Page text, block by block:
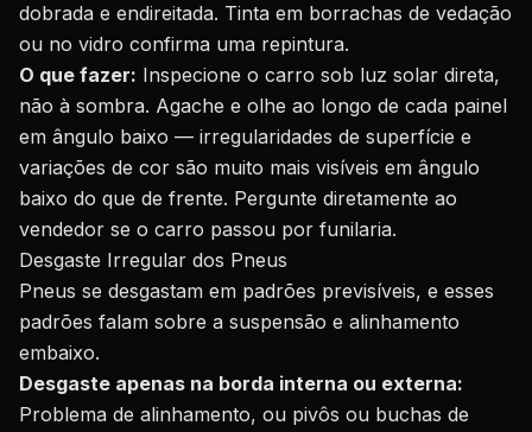
dobrada e endireitada. Tinta em borrachas de vedação
ou no vidro confirma uma repintura.
O que fazer: Inspecione o carro sob luz solar direta,
não à sombra. Agache e olhe ao longo de cada painel
em ângulo baixo — irregularidades de superfície e
variações de cor são muito mais visíveis em ângulo
baixo do que de frente. Pergunte diretamente ao
vendedor se o carro passou por funilaria.
Desgaste Irregular dos Pneus
Pneus se desgastam em padrões previsíveis, e esses
padrões falam sobre a suspensão e alinhamento
embaixo.
Desgaste apenas na borda interna ou externa:
Problema de alinhamento, ou pivôs ou buchas de